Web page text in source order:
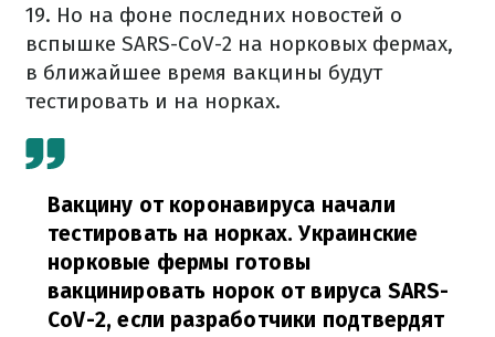
19. Но на фоне последних новостей о
вспышке SARS-CoV-2 на норковых фермах,
в ближайшее время вакцины будут
тестировать и на норках.
Вакцину от коронавируса начали
тестировать на норках. Украинские
норковые фермы готовы
вакцинировать норок от вируса SARS-
CoV-2, если разработчики подтвердят